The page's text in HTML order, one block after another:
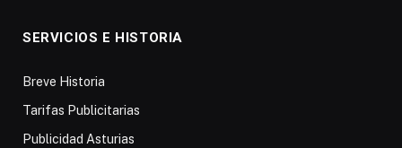
SERVICIOS E HISTORIA
Breve Historia
Tarifas Publicitarias
Publicidad Asturias